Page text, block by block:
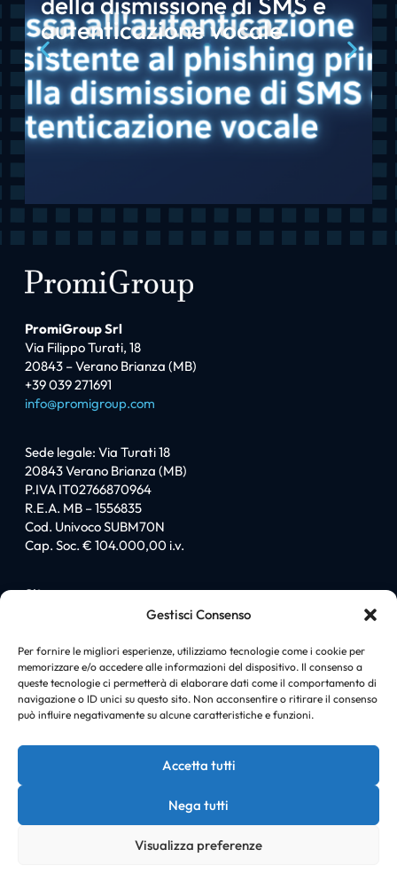
Gestisci Consenso
Per fornire le migliori esperienze, utilizziamo tecnologie come i cookie per
memorizzare e/o accedere alle informazioni del dispositivo. Il consenso a
queste tecnologie ci permetterà di elaborare dati come il comportamento di
navigazione o ID unici su questo sito. Non acconsentire o ritirare il consenso
può influire negativamente su alcune caratteristiche e funzioni.
Accetta tutti
Nega tutti
Visualizza preferenze
autenticazione vocale
PromiGroup Srl
Via Filippo Turati, 18
20843 – Verano Brianza (MB)
+39 039 271691
info@promigroup.com
Sede legale: Via Turati 18
20843 Verano Brianza (MB)
P.IVA IT02766870964
R.E.A. MB – 1556835
Cod. Univoco SUBM70N
Cap. Soc. € 104.000,00 i.v.
Sitemap
Chi siamo
I love PromiGroup
Certificazioni
Soluzioni